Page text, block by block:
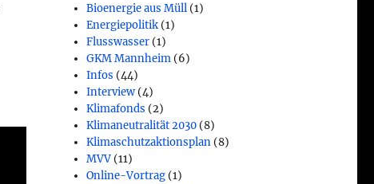
Bioenergie aus Müll (1)
Energiepolitik (1)
Flusswasser (1)
GKM Mannheim (6)
Infos (44)
Interview (4)
Klimafonds (2)
Klimaneutralität 2030 (8)
Klimaschutzaktionsplan (8)
MVV (11)
Online-Vortrag (1)